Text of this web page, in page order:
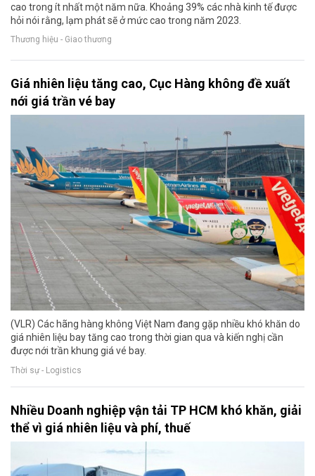
cao trong ít nhất một năm nữa. Khoảng 39% các nhà kinh tế được
hỏi nói rằng, lạm phát sẽ ở mức cao trong năm 2023.
Thương hiệu - Giao thương
Giá nhiên liệu tăng cao, Cục Hàng không đề xuất
nới giá trần vé bay
(VLR) Các hãng hàng không Việt Nam đang gặp nhiều khó khăn do
giá nhiên liệu bay tăng cao trong thời gian qua và kiến nghị cần
được nới trần khung giá vé bay.
Thời sự - Logistics
Nhiều Doanh nghiệp vận tải TP HCM khó khăn, giải
thể vì giá nhiên liệu và phí, thuế